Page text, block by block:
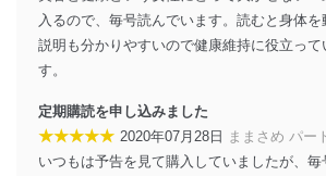
貴殿の個人情報及び当社の個人情報保護
ステムに関するご相談及び苦情につい
株式会社富士山マガジンサービス 個人情
係
TEL：0570-200-223
入るので、毎号読んでいます。読むと身体を
説明も分かりやすいので健康維持に役立って
す。
定期購読を申し込みました
★★★★★ 2020年07月28日 ままさめ パー
いつもは予告を見て購入していましたが、